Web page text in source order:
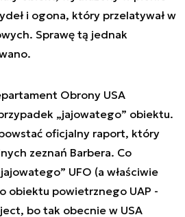
i ogona, który przelatywał w
Sprawę tą jednak
Obrony USA
„jajowatego” obiektu.
oficjalny raport, który
zeznań Barbera. Co
UFO (a właściwie
obiektu powietrznego UAP -
bo tak obecnie w USA